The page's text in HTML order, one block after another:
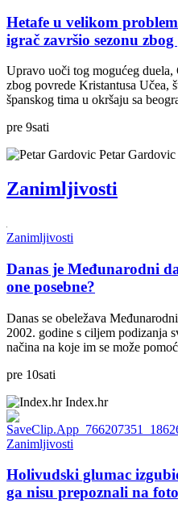
Hetafe u velikom
igrač završio sezonu
Upravo uoči tog mogućeg
zbog povrede Kristantusa Učea,
španskog tima u okršaju sa
pre 9sati
Petar Gardovic
Zanimljivosti
Zanimljivosti
Danas je Međunarodni
one posebne?
Danas se obeležava
2002. godine s ciljem podizanja
načina na koje im se može
pre 10sati
Index.hr
Zanimljivosti
Holivudski glumac
ga nisu prepoznali na